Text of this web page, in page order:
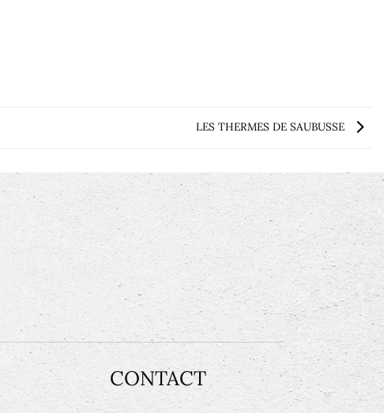
LES THERMES DE SAUBUSSE
CONTACT